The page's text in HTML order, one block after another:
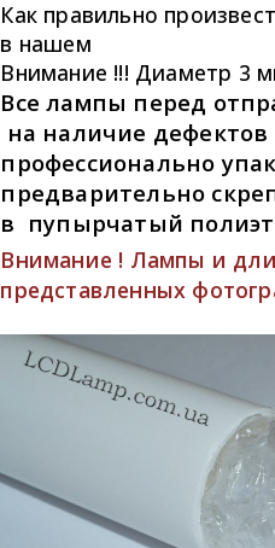
Как правильно
в нашем
Внимание !!! Диаметр 3
Все лампы перед
на наличие
профессионально
предварительно
в пупырчатый
Внимание ! Лампы и
представленных